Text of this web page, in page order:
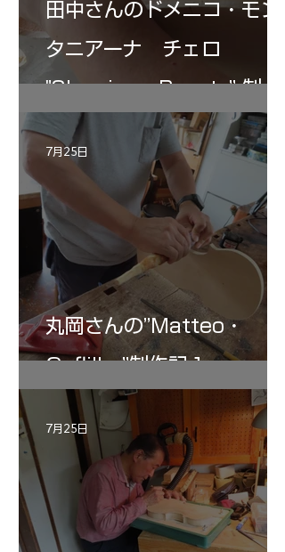
田中さんのドメニコ・モン
タニアーナ チェロ
"Sleeping・Beauty” 制作
記 30
丸岡さんの”Matteo・
Gofliller”制作記１
7月25日
7月25日